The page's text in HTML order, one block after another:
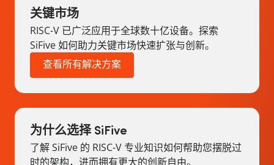
关键市场
RISC-V 已广泛应用于全球数十亿设备。探索
SiFive 如何助力关键市场快速扩张与创新。
查看所有解决方案
为什么选择 SiFive
了解 SiFive 的 RISC-V 专业知识如何帮助您摆脱过
时的架构，进而拥有更大的创新自由。